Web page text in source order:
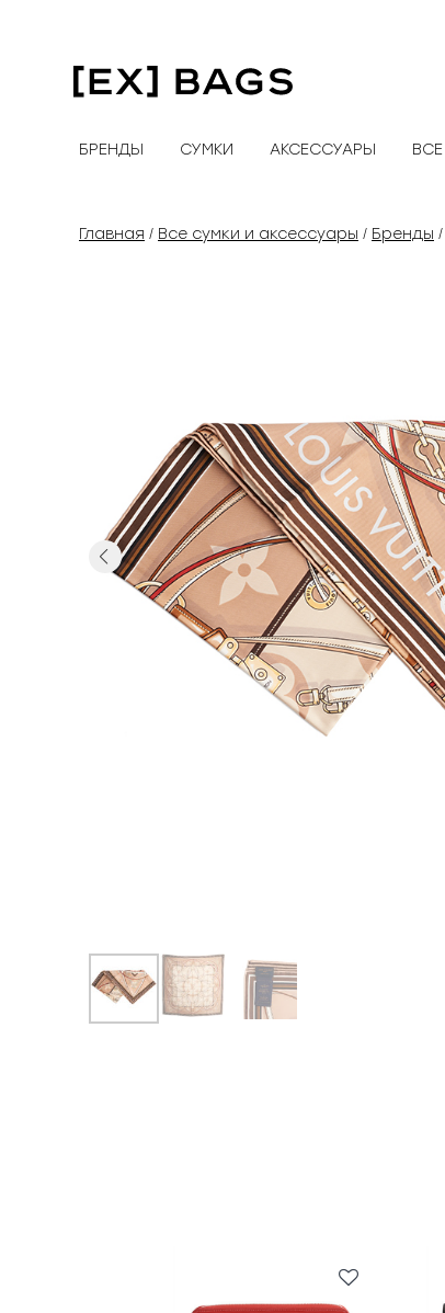
содержимому
БРЕНДЫ СУМКИ АКСЕССУАРЫ
Главная / Все сумки и аксессуары / Бренды /
Previous